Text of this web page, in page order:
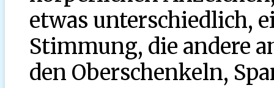
etwas unterschiedlich,
Stimmung, die andere
den Oberschenkeln,